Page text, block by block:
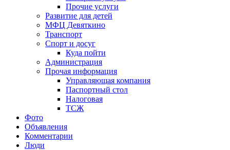
Прочие услуги
Развитие для детей
МФЦ Девяткино
Транспорт
Спорт и досуг
Куда пойти
Администрация
Прочая информация
Управляющая компания
Паспортный стол
Налоговая
ТСЖ
Фото
Объявления
Комментарии
Люди